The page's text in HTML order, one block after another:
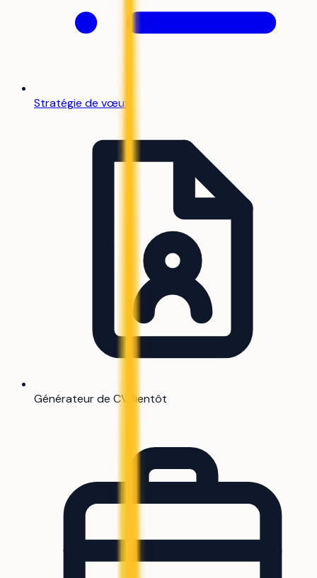
Stratégie de vœux
Générateur de CV Bientôt